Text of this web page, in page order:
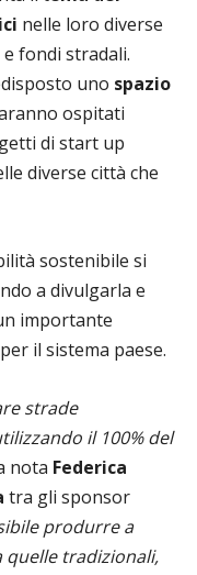
nelle loro diverse
fondi stradali.
uno spazio
ospitati
di start up
diverse città che
sostenibile si
a divulgarla e
importante
il sistema paese.
strade
il 100% del
nota Federica
tra gli sponsor
produrre a
tradizionali,